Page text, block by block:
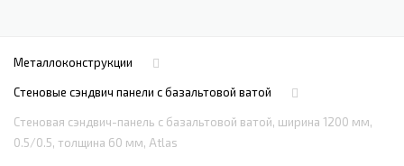
Металлоконструкции
Стеновые сэндвич панели с базальтовой ватой
Стеновая сэндвич-панель с базальтовой ватой, ширина 1200 мм,
0.5/0.5, толщина 60 мм, Atlas